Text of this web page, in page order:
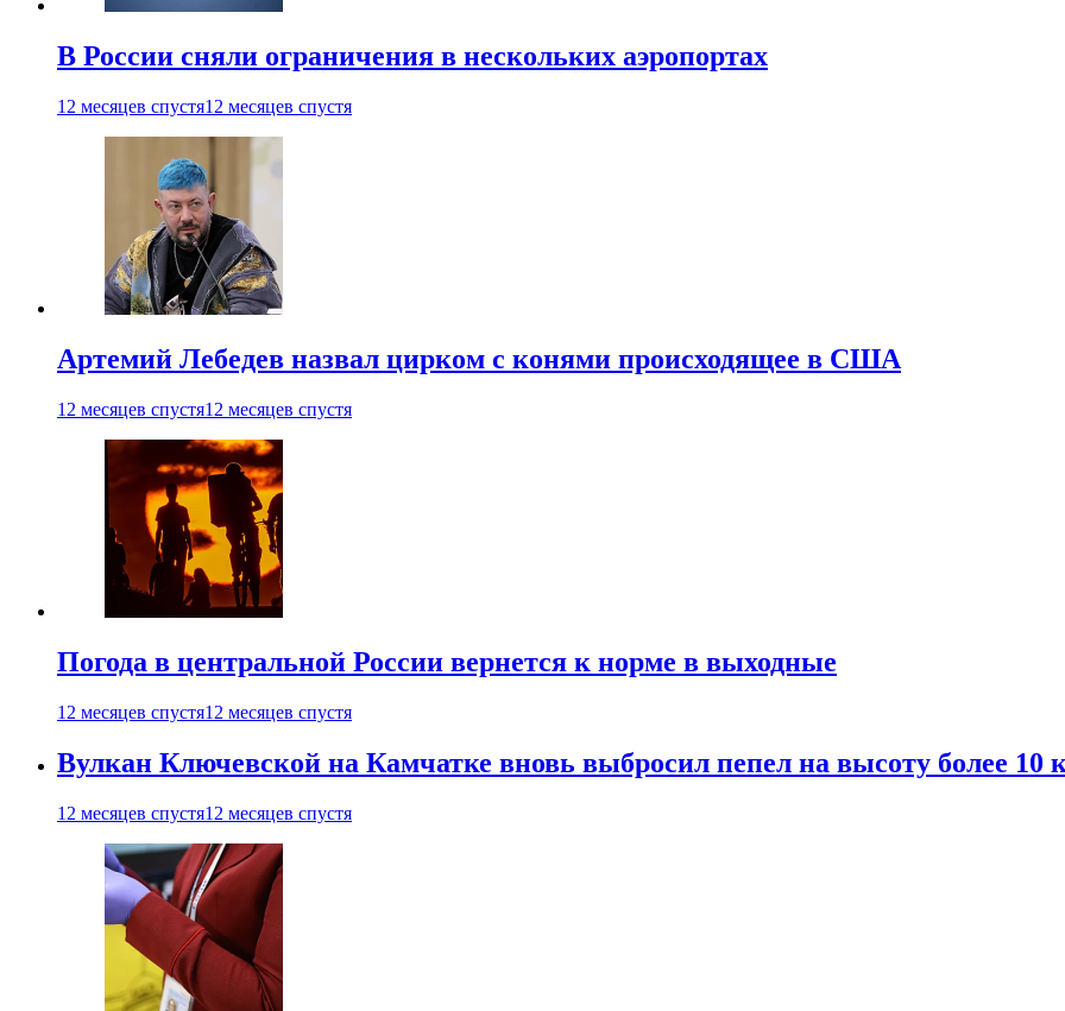
В России сняли ограничения в нескольких аэропортах
12 месяцев спустя12 месяцев спустя
Артемий Лебедев назвал цирком с конями происходящее в США
12 месяцев спустя12 месяцев спустя
Погода в центральной России вернется к норме в выходные
12 месяцев спустя12 месяцев спустя
Вулкан Ключевской на Камчатке вновь выбросил пепел на высоту более 10
12 месяцев спустя12 месяцев спустя